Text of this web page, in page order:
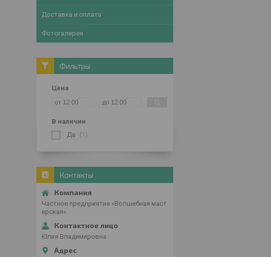
Доставка и оплата
Фотогалерея
Фильтры
Цена
В наличии
Да
1
Контакты
Частное предприятие «Волшебная маст
ерская»
Юлия Владимировна